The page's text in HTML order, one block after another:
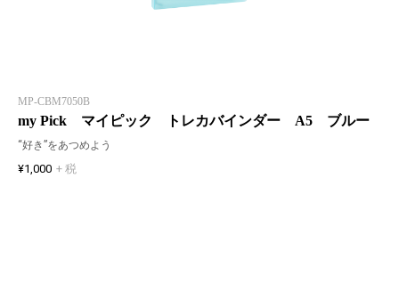
MP-CBM7050B
my Pick マイピック トレカバインダー A5 ブルー
“好き”をあつめよう
¥1,000 + 税